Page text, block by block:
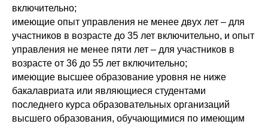
включительно;
имеющие опыт управления не менее двух лет – для
участников в возрасте до 35 лет включительно, и опыт
управления не менее пяти лет – для участников в
возрасте от 36 до 55 лет включительно;
имеющие высшее образование уровня не ниже
бакалавриата или являющиеся студентами
последнего курса образовательных организаций
высшего образования, обучающимися по имеющим